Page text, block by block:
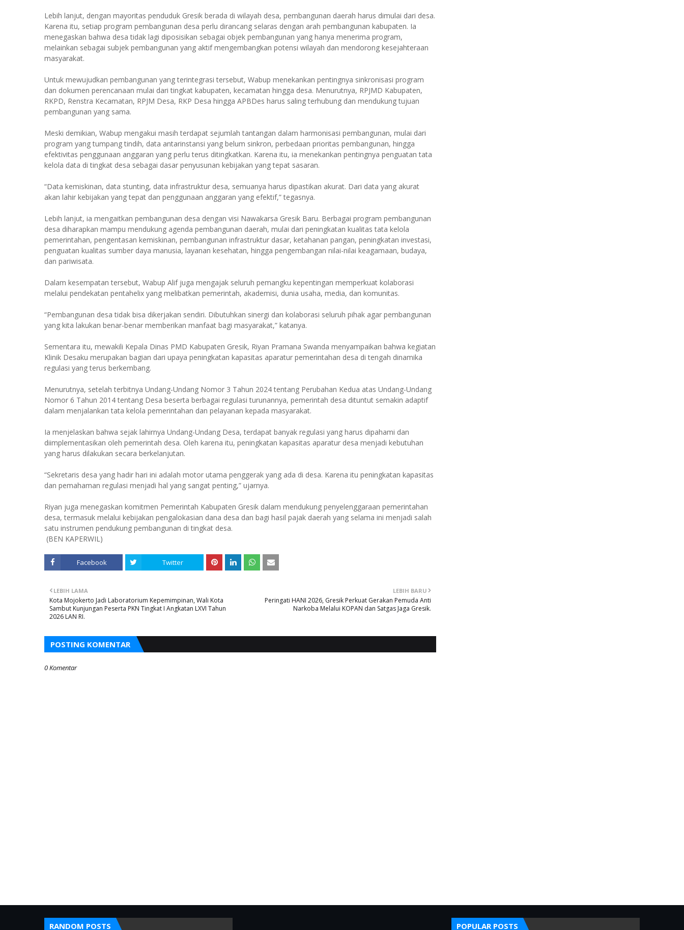
Lebih lanjut, dengan mayoritas penduduk Gresik berada di wilayah desa, pembangunan daerah harus dimulai dari desa.
Karena itu, setiap program pembangunan desa perlu dirancang selaras dengan arah pembangunan kabupaten. Ia
menegaskan bahwa desa tidak lagi diposisikan sebagai objek pembangunan yang hanya menerima program,
melainkan sebagai subjek pembangunan yang aktif mengembangkan potensi wilayah dan mendorong kesejahteraan
masyarakat.
Untuk mewujudkan pembangunan yang terintegrasi tersebut, Wabup menekankan pentingnya sinkronisasi program
dan dokumen perencanaan mulai dari tingkat kabupaten, kecamatan hingga desa. Menurutnya, RPJMD Kabupaten,
RKPD, Renstra Kecamatan, RPJM Desa, RKP Desa hingga APBDes harus saling terhubung dan mendukung tujuan
pembangunan yang sama.
Meski demikian, Wabup mengakui masih terdapat sejumlah tantangan dalam harmonisasi pembangunan, mulai dari
program yang tumpang tindih, data antarinstansi yang belum sinkron, perbedaan prioritas pembangunan, hingga
efektivitas penggunaan anggaran yang perlu terus ditingkatkan. Karena itu, ia menekankan pentingnya penguatan tata
kelola data di tingkat desa sebagai dasar penyusunan kebijakan yang tepat sasaran.
“Data kemiskinan, data stunting, data infrastruktur desa, semuanya harus dipastikan akurat. Dari data yang akurat
akan lahir kebijakan yang tepat dan penggunaan anggaran yang efektif,” tegasnya.
Lebih lanjut, ia mengaitkan pembangunan desa dengan visi Nawakarsa Gresik Baru. Berbagai program pembangunan
desa diharapkan mampu mendukung agenda pembangunan daerah, mulai dari peningkatan kualitas tata kelola
pemerintahan, pengentasan kemiskinan, pembangunan infrastruktur dasar, ketahanan pangan, peningkatan investasi,
penguatan kualitas sumber daya manusia, layanan kesehatan, hingga pengembangan nilai-nilai keagamaan, budaya,
dan pariwisata.
Dalam kesempatan tersebut, Wabup Alif juga mengajak seluruh pemangku kepentingan memperkuat kolaborasi
melalui pendekatan pentahelix yang melibatkan pemerintah, akademisi, dunia usaha, media, dan komunitas.
“Pembangunan desa tidak bisa dikerjakan sendiri. Dibutuhkan sinergi dan kolaborasi seluruh pihak agar pembangunan
yang kita lakukan benar-benar memberikan manfaat bagi masyarakat,” katanya.
Sementara itu, mewakili Kepala Dinas PMD Kabupaten Gresik, Riyan Pramana Swanda menyampaikan bahwa kegiatan
Klinik Desaku merupakan bagian dari upaya peningkatan kapasitas aparatur pemerintahan desa di tengah dinamika
regulasi yang terus berkembang.
Menurutnya, setelah terbitnya Undang-Undang Nomor 3 Tahun 2024 tentang Perubahan Kedua atas Undang-Undang
Nomor 6 Tahun 2014 tentang Desa beserta berbagai regulasi turunannya, pemerintah desa dituntut semakin adaptif
dalam menjalankan tata kelola pemerintahan dan pelayanan kepada masyarakat.
Ia menjelaskan bahwa sejak lahirnya Undang-Undang Desa, terdapat banyak regulasi yang harus dipahami dan
diimplementasikan oleh pemerintah desa. Oleh karena itu, peningkatan kapasitas aparatur desa menjadi kebutuhan
yang harus dilakukan secara berkelanjutan.
“Sekretaris desa yang hadir hari ini adalah motor utama penggerak yang ada di desa. Karena itu peningkatan kapasitas
dan pemahaman regulasi menjadi hal yang sangat penting,” ujarnya.
Riyan juga menegaskan komitmen Pemerintah Kabupaten Gresik dalam mendukung penyelenggaraan pemerintahan
desa, termasuk melalui kebijakan pengalokasian dana desa dan bagi hasil pajak daerah yang selama ini menjadi salah
satu instrumen pendukung pembangunan di tingkat desa.
(BEN KAPERWIL)
Facebook Twitter
LEBIH BARU
Peringati HANI 2026, Gresik Perkuat Gerakan Pemuda Anti
Narkoba Melalui KOPAN dan Satgas Jaga Gresik.
LEBIH LAMA
Kota Mojokerto Jadi Laboratorium Kepemimpinan, Wali Kota
Sambut Kunjungan Peserta PKN Tingkat I Angkatan LXVI Tahun
2026 LAN RI.
POSTING KOMENTAR
0 Komentar
RANDOM POSTS POPULAR POSTS